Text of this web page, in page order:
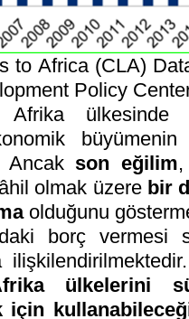
to Africa (CLA)
Policy
ülkesinde
Ancak son eğilim
olmak üzere bir
olduğunu
borç vermesi
ülkelerini
için